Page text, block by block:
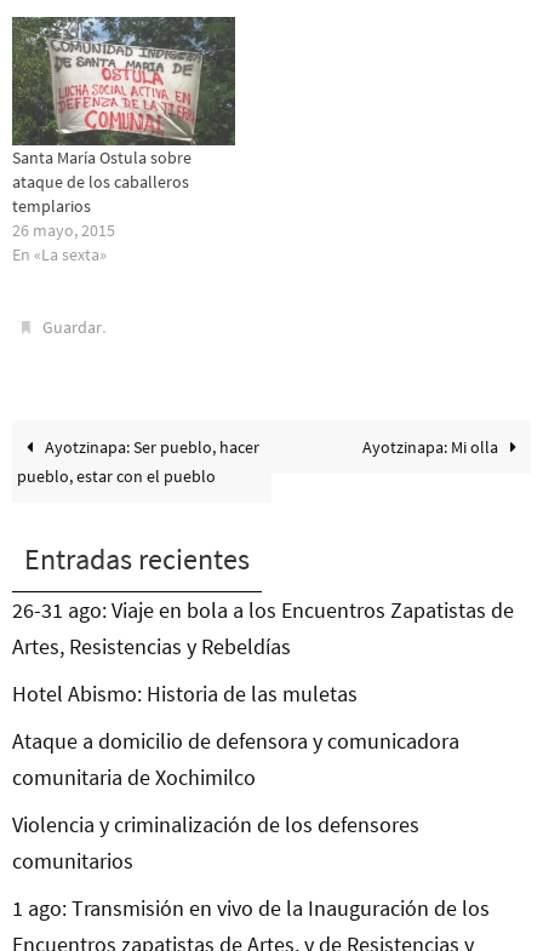
Santa María Ostula sobre
ataque de los caballeros
templarios
26 mayo, 2015
En «La sexta»
Guardar.
Ayotzinapa: Ser pueblo, hacer
pueblo, estar con el pueblo
Ayotzinapa: Mi olla
Entradas recientes
26-31 ago: Viaje en bola a los Encuentros Zapatistas de
Artes, Resistencias y Rebeldías
Hotel Abismo: Historia de las muletas
Ataque a domicilio de defensora y comunicadora
comunitaria de Xochimilco
Violencia y criminalización de los defensores
comunitarios
1 ago: Transmisión en vivo de la Inauguración de los
Encuentros zapatistas de Artes, y de Resistencias y